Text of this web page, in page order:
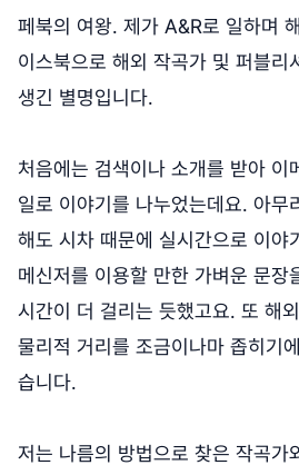
페북의 여왕. 제가 A&R로 일하며
이스북으로 해외 작곡가 및 퍼블리
생긴 별명입니다.
처음에는 검색이나 소개를 받아 이
일로 이야기를 나누었는데요. 아무
해도 시차 때문에 실시간으로 이야
메신저를 이용할 만한 가벼운 문장
시간이 더 걸리는 듯했고요. 또 해
물리적 거리를 조금이나마 좁히기
습니다.
저는 나름의 방법으로 찾은 작곡가